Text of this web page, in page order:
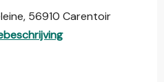
56910 Carentoir